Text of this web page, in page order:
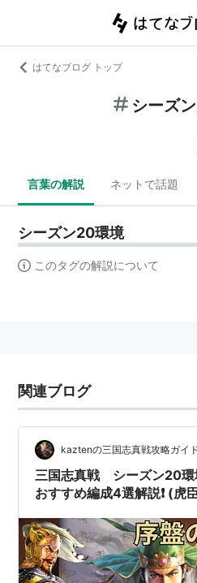
はてなブログ トップ
シーズ
言葉の解説 ネットで話題
シーズン20環境
このタグの解説について
関連ブログ
kaztenの三国志真戦攻略ガイ
三国志真戦 シーズン20
おすすめ編成4選解説❗️ (虎